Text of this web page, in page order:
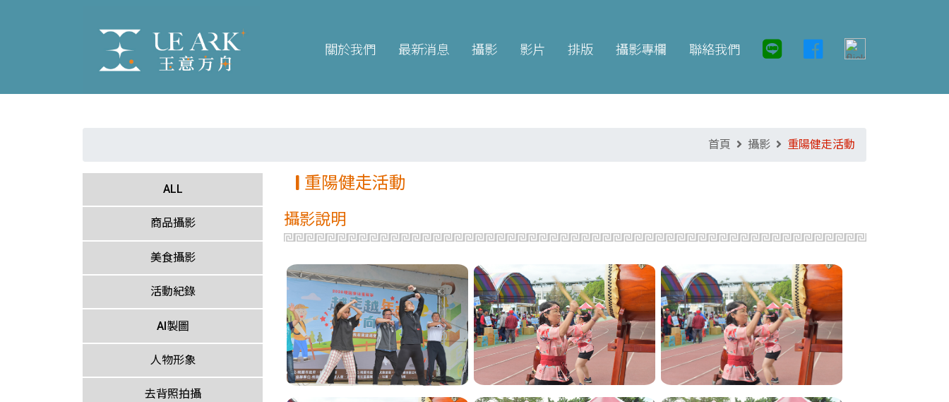
關於我們 最新消息 攝影 影片 排版 攝影專欄 聯絡我們
首頁 攝影 重陽健走活動
ALL
商品攝影
美食攝影
活動紀錄
AI製圖
人物形象
去背照拍攝
重陽健走活動
攝影說明